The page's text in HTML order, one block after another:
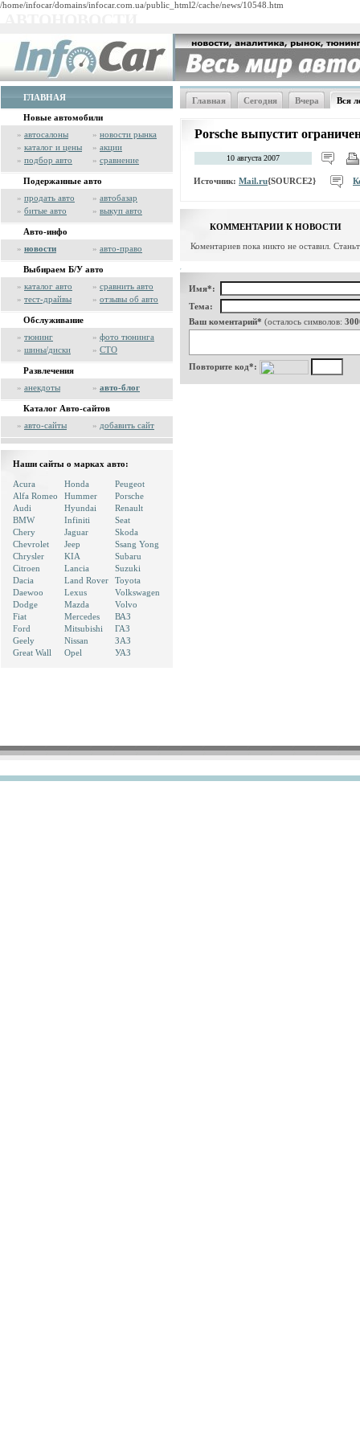
/home/infocar/domains/infocar.com.ua/public_html2/cache/news/10548.htm
ГЛАВНАЯ
Новые автомобили
» автосалоны » новости рынка
» каталог и цены » акции
» подбор авто » сравнение
Подержанные авто
» продать авто » автобазар
» битые авто » выкуп авто
Авто-инфо
» новости » авто-право
Выбираем Б/У авто
» каталог авто » сравнить авто
» тест-драйвы » отзывы об авто
Обслуживание
» тюнинг » фото тюнинга
» шины/диски » СТО
Развлечения
» анекдоты » авто-блог
Каталог Авто-сайтов
» авто-сайты » добавить сайт
Наши сайты о марках авто:
Acura
Alfa Romeo
Audi
BMW
Chery
Chevrolet
Chrysler
Citroen
Dacia
Daewoo
Dodge
Fiat
Ford
Geely
Great Wall
Honda
Hummer
Hyundai
Infiniti
Jaguar
Jeep
KIA
Lancia
Land Rover
Lexus
Mazda
Mercedes
Mitsubishi
Nissan
Opel
Peugeot
Porsche
Renault
Seat
Skoda
Ssang Yong
Subaru
Suzuki
Toyota
Volkswagen
Volvo
ВАЗ
ГАЗ
ЗАЗ
УАЗ
Главная Сегодня Вчера Вся
Porsche выпустит
10 августа 2007
Источник: Mail.ru{SOURCE2}
КОММЕНТАРИИ К НОВОСТИ
Коментариев пока никто не оставил.
Имя*:
Тема:
Ваш коментарий* (осталось символов:
Повторите код*: